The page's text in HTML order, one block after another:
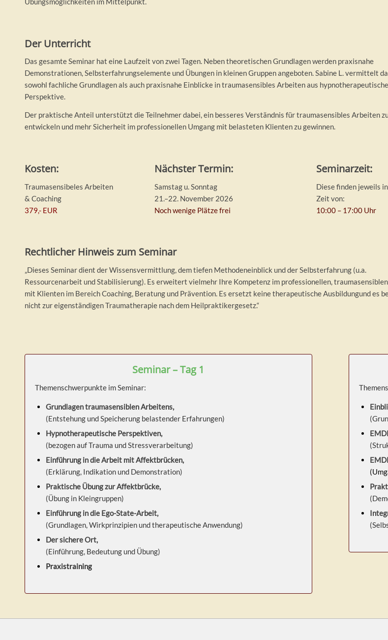
Der Unterricht
Das gesamte Seminar hat eine Laufzeit von zwei Tagen. Neben theoretischen Grundlagen werden praxisnahe
Demonstrationen, Selbsterfahrungselemente und Übungen in kleinen Gruppen angeboten. Sabine L. vermittelt
sowohl fachliche Grundlagen als auch praxisnahe Einblicke in traumasensibles Arbeiten aus
Perspektive.
Der praktische Anteil unterstützt die Teilnehmer dabei, ein besseres Verständnis für traumasensibles Arbeiten
entwickeln und mehr Sicherheit im professionellen Umgang mit belasteten Klienten zu gewinnen.
Kosten:
Traumasensibeles Arbeiten
& Coaching
379,- EUR
Nächster Termin:
Samstag u. Sonntag
21.–22. November 2026
Noch wenige Plätze frei
Seminarzeit:
Diese finden jeweils
Zeit von:
10:00 – 17:00 Uhr
Rechtlicher Hinweis zum Seminar
„Dieses Seminar dient der Wissensvermittlung, dem tiefen Methodeneinblick und der Selbsterfahrung (u.a.
Ressourcenarbeit und Stabilisierung). Es erweitert vielmehr Ihre Kompetenz im professionellen,
mit Klienten im Bereich Coaching, Beratung und Prävention. Es ersetzt keine therapeutische Ausbildungund es
nicht zur eigenständigen Traumatherapie nach dem Heilpraktikergesetz.“
Seminar – Tag 1
Themenschwerpunkte im Seminar:
Grundlagen traumasensiblen Arbeitens,
(Entstehung und Speicherung belastender Erfahrungen)
Hypnotherapeutische Perspektiven,
(bezogen auf Trauma und Stressverarbeitung)
Einführung in die Arbeit mit Affektbrücken,
(Erklärung, Indikation und Demonstration)
Praktische Übung zur Affektbrücke,
(Übung in Kleingruppen)
Einführung in die Ego-State-Arbeit,
(Grundlagen, Wirkprinzipien und therapeutische Anwendung)
Der sichere Ort,
(Einführung, Bedeutung und Übung)
Praxistraining
(